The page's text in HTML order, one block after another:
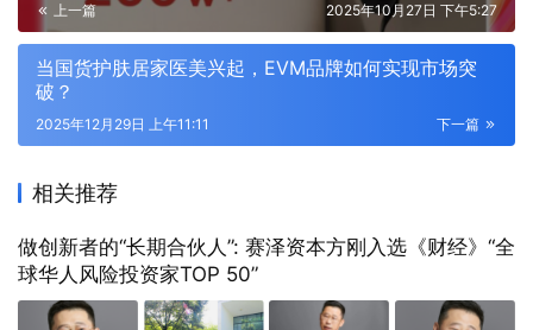
上一篇 2025年10月27日 下午5:27
当国货护肤居家医美兴起，EVM品牌如何实现市场突
破？
下一篇
2025年12月29日 上午11:11
相关推荐
做创新者的“长期合伙人”: 赛泽资本方刚入选《财经》“全
球华人风险投资家TOP 50”